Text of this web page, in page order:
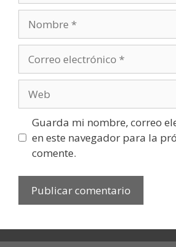
electrónico
Guarda mi nombre, correo
en este navegador para la
comente.